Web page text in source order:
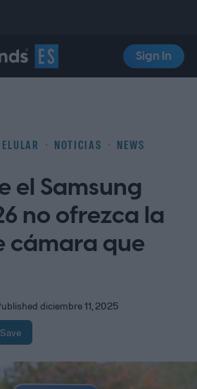
Español
Sign In
NOTICIAS NEWS
el Samsung
no ofrezca la
cámara que
diciembre 11, 2025
Save